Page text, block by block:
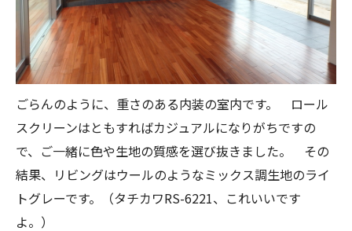
ごらんのように、重さのある内装の室内です。 ロール
スクリーンはともすればカジュアルになりがちですの
で、ご一緒に色や生地の質感を選び抜きました。 その
結果、リビングはウールのようなミックス調生地のライ
トグレーです。（タチカワRS-6221、これいいです
よ。）